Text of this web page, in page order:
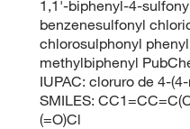
1,1'-biphenyl-4-
benzenesulfonyl
chlorosulphonyl
methylbiphenyl
IUPAC: cloruro de 4-
SMILES:
(=O)Cl